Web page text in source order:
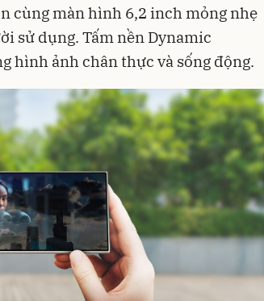
cùng màn hình 6,2 inch mỏng nhẹ
sử dụng. Tấm nền Dynamic
hình ảnh chân thực và sống động.